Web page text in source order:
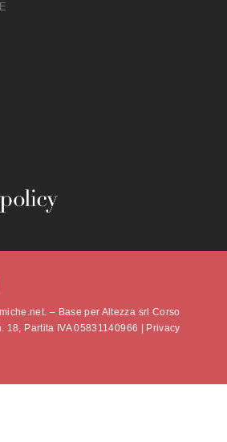
– Base per Altezza srl Corso
18, Partita IVA 05831140966 | Privacy